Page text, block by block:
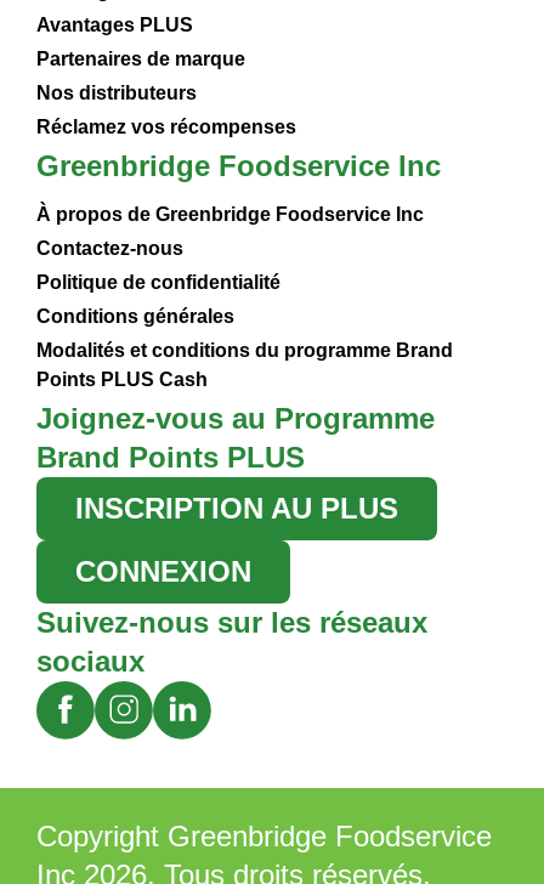
Avantages PLUS
Partenaires de marque
Nos distributeurs
Réclamez vos récompenses
Greenbridge Foodservice Inc
À propos de Greenbridge Foodservice Inc
Contactez-nous
Politique de confidentialité
Conditions générales
Modalités et conditions du programme Brand
Points PLUS Cash
Joignez-vous au Programme
Brand Points PLUS
INSCRIPTION AU PLUS
CONNEXION
Suivez-nous sur les réseaux
sociaux
Copyright Greenbridge Foodservice
Inc 2026. Tous droits réservés.